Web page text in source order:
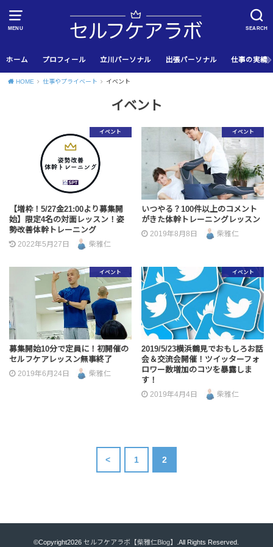
MENU SEARCH
ホーム プロフィール 立川パーソナル 出張パーソナル 仕事の実績
HOME 仕事やプライベート イベント
イベント
イベント
【増枠！5/27金21:00より募集開
始】限定4名の対面レッスン！姿
勢改善体幹トレーニング
2022年5月27日 柴雅仁
イベント
いつやる？100件以上のコメント
がきた体幹トレーニングレッスン
2019年8月8日 柴雅仁
イベント
募集開始10分で定員に！初開催の
セルフケアレッスン無事終了
2019年6月24日 柴雅仁
イベント
2019/5/23横浜鶴見でおもしろお話
会＆交流会開催！ツイッターフォ
ロワー数増加のコツを暴露しま
す！
2019年4月4日 柴雅仁
< 1 2
©Copyright2026セルフケアラボ【柴雅仁Blog】 .All Rights Reserved.